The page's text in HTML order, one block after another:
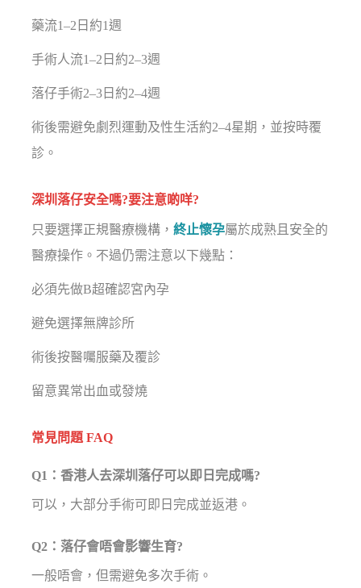
藥流1–2日約1週
手術人流1–2日約2–3週
落仔手術2–3日約2–4週
術後需避免劇烈運動及性生活約2–4星期，並按時覆
診。
深圳落仔安全嗎?要注意啲咩?
只要選擇正規醫療機構，終止懷孕屬於成熟且安全的
醫療操作。不過仍需注意以下幾點：
必須先做B超確認宮內孕
避免選擇無牌診所
術後按醫囑服藥及覆診
留意異常出血或發燒
常見問題 FAQ
Q1：香港人去深圳落仔可以即日完成嗎?
可以，大部分手術可即日完成並返港。
Q2：落仔會唔會影響生育?
一般唔會，但需避免多次手術。